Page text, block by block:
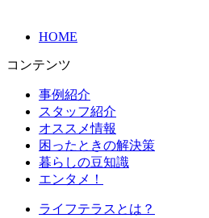
HOME
コンテンツ
事例紹介
スタッフ紹介
オススメ情報
困ったときの解決策
暮らしの豆知識
エンタメ！
ライフテラスとは？